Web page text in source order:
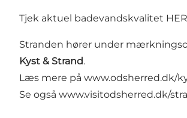
Tjek aktuel badevandskvalitet HER
Stranden hører under
Kyst & Strand.
Læs mere på www.odsherred.dk/
Se også www.visitodsherred.dk/